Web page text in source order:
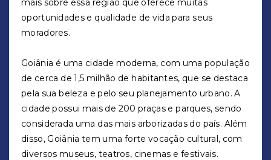
mais sobre essa região que oferece muitas
oportunidades e qualidade de vida para seus
moradores.
Goiânia é uma cidade moderna, com uma população
de cerca de 1,5 milhão de habitantes, que se destaca
pela sua beleza e pelo seu planejamento urbano. A
cidade possui mais de 200 praças e parques, sendo
considerada uma das mais arborizadas do país. Além
disso, Goiânia tem uma forte vocação cultural, com
diversos museus, teatros, cinemas e festivais.